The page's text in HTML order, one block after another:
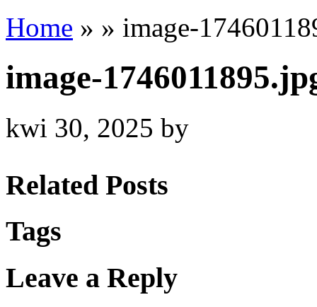
Home » » image-
image-
kwi 30, 2025 by
Related Posts
Tags
Leave a Reply